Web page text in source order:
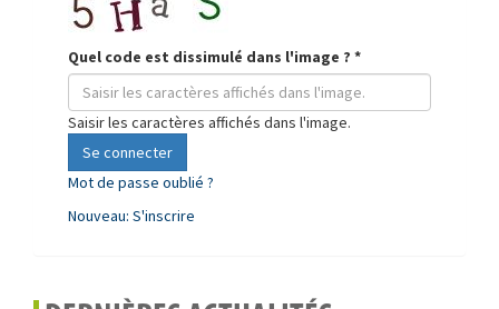
Quel code est dissimulé dans l'image ? *
Saisir les caractères affichés dans l'image.
Se connecter
Mot de passe oublié ?
Nouveau: S'inscrire